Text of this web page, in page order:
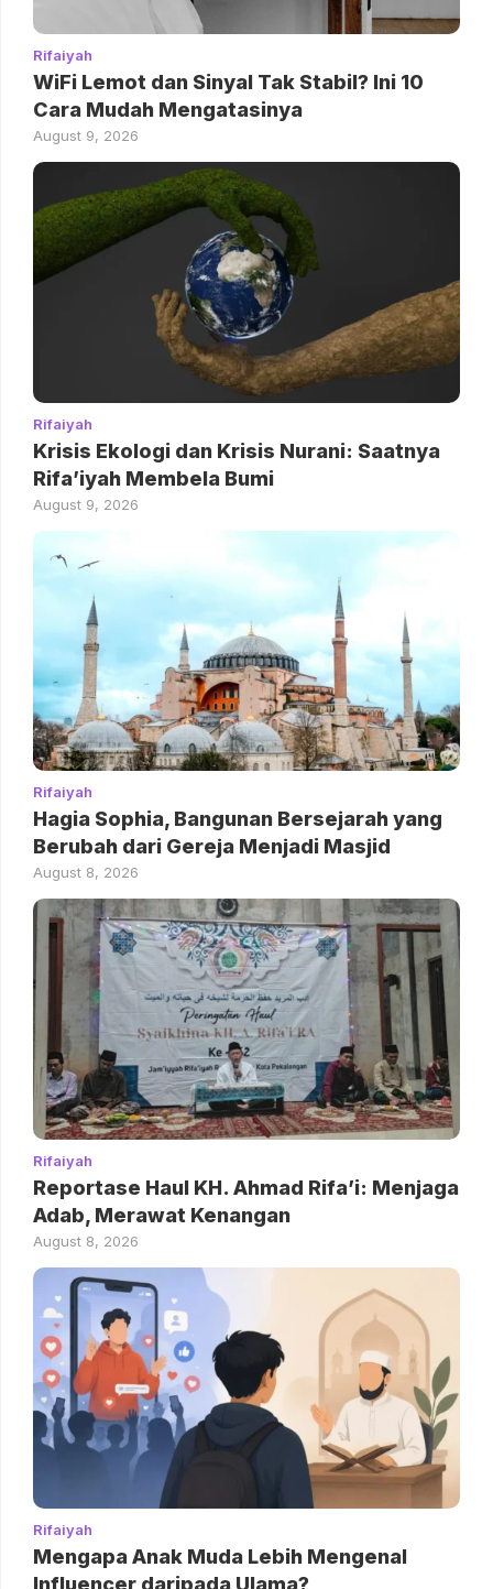
Rifaiyah
WiFi Lemot dan Sinyal Tak Stabil? Ini 10
Cara Mudah Mengatasinya
August 9, 2026
Rifaiyah
Krisis Ekologi dan Krisis Nurani: Saatnya
Rifa’iyah Membela Bumi
August 9, 2026
Rifaiyah
Hagia Sophia, Bangunan Bersejarah yang
Berubah dari Gereja Menjadi Masjid
August 8, 2026
Rifaiyah
Reportase Haul KH. Ahmad Rifa’i: Menjaga
Adab, Merawat Kenangan
August 8, 2026
Rifaiyah
Mengapa Anak Muda Lebih Mengenal
Influencer daripada Ulama?